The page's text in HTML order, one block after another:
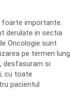
foarte importante.
derulate in sectia
Oncologie sunt
pe termen lung
desfasuram si
cu toate
pacientul